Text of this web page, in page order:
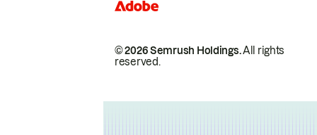
© 2026 Semrush Holdings.All rights
reserved.